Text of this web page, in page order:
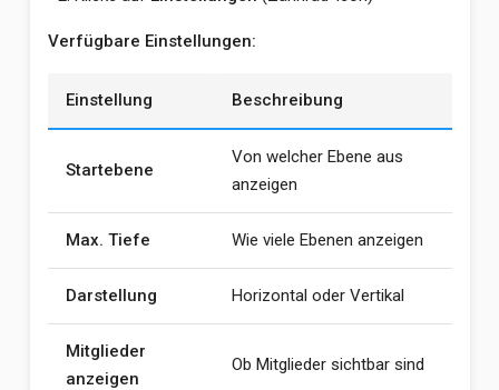
Verfügbare Einstellungen:
Einstellung Beschreibung
Startebene
Von welcher Ebene aus
anzeigen
Max. Tiefe Wie viele Ebenen anzeigen
Darstellung Horizontal oder Vertikal
Mitglieder
anzeigen
Ob Mitglieder sichtbar sind